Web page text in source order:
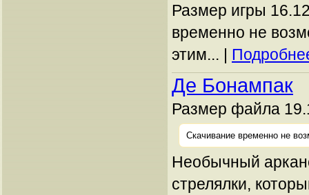
Размер игры
временно не
этим... |
Де Бонампак
Размер файла
Скачивание временно не
Необычный
стрелялки,